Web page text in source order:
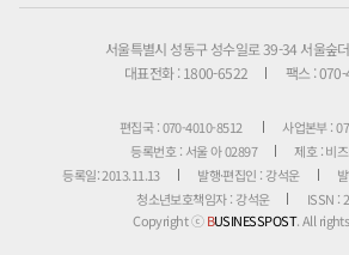
서울특별시 성동구 성수일로 39-34 서울숲
대표전화 : 1800-6522
팩스 :
편집국 : 070-4010-8512
사업본부 :
등록번호 : 서울 아 02897
제호 : 비
등록일: 2013.11.13
발행·편집인 : 강석운
청소년보호책임자 : 강석운
ISSN :
Copyright ⓒBUSINESSPOST. All